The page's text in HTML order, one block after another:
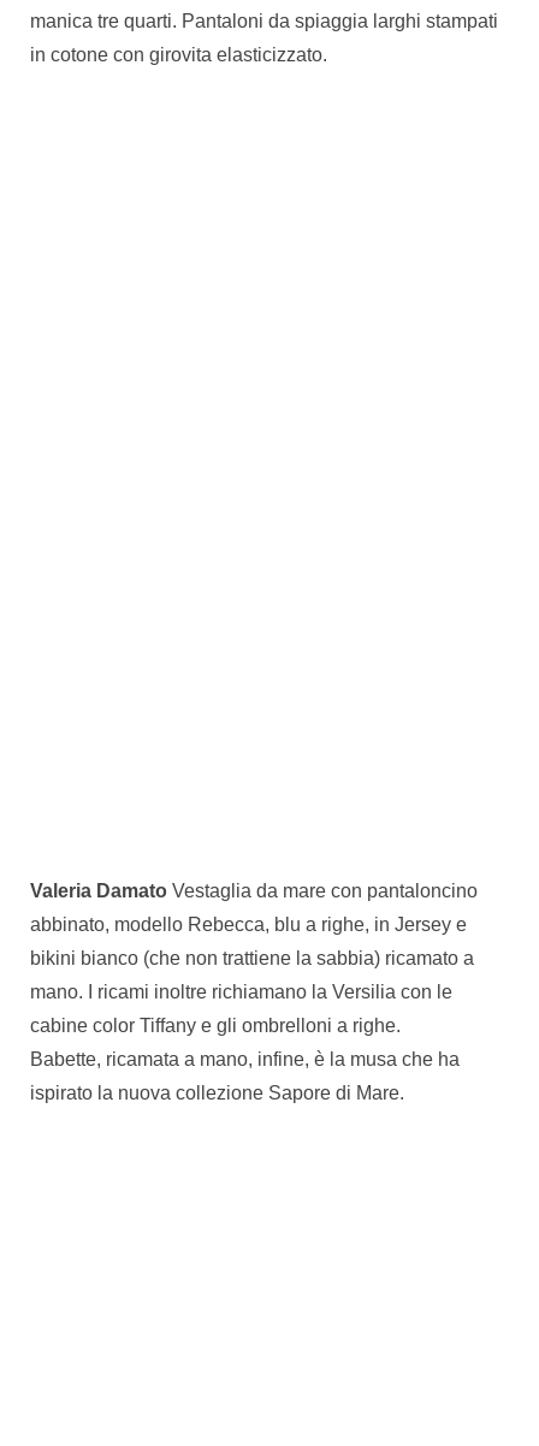
manica tre quarti. Pantaloni da spiaggia larghi stampati
in cotone con girovita elasticizzato.
Valeria Damato Vestaglia da mare con pantaloncino
abbinato, modello Rebecca, blu a righe, in Jersey e
bikini bianco (che non trattiene la sabbia) ricamato a
mano. I ricami inoltre richiamano la Versilia con le
cabine color Tiffany e gli ombrelloni a righe.
Babette, ricamata a mano, infine, è la musa che ha
ispirato la nuova collezione Sapore di Mare.